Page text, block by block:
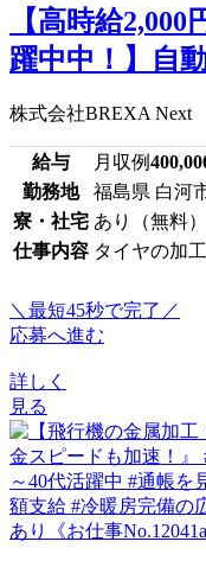
【高時給
躍中中！】自
株式会社BREXA Next
給与 月収例
勤務地
福島県 白河
寮・社宅 あり（無料）
仕事内容 タイヤの加
＼最短45秒で完了／
応募へ進む
詳しく
見る